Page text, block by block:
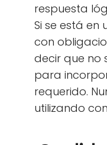
respuesta
Si se está
con
decir que no
para
requerido.
utilizando